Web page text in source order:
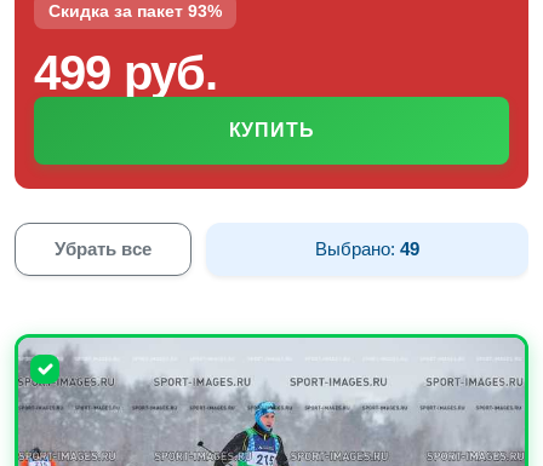
Скидка за пакет 93%
499 руб.
КУПИТЬ
Убрать все Выбрано:49